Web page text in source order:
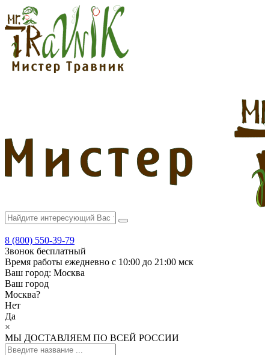
8 (800) 550-39-79
Звонок бесплатный
Время работы ежедневно с 10:00 до 21:00 мск
Ваш город: Москва
Ваш город
Москва?
Нет
Да
×
МЫ ДОСТАВЛЯЕМ ПО ВСЕЙ РОССИИ